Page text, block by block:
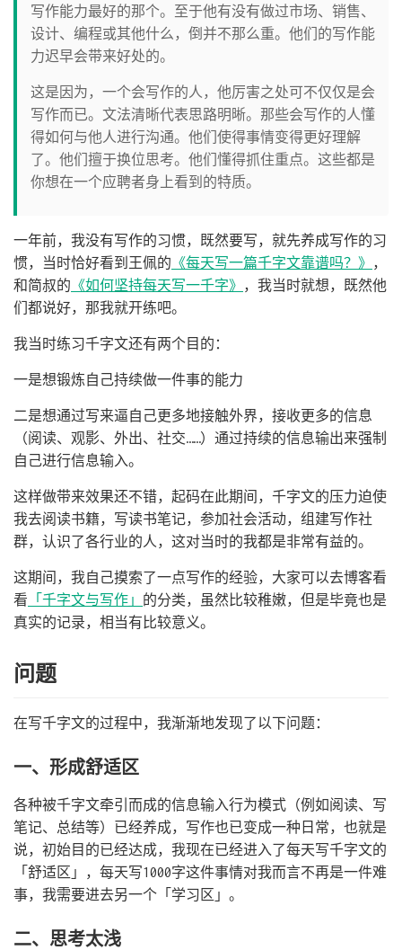
写作能力最好的那个。至于他有没有做过市场、销售、
设计、编程或其他什么，倒并不那么重。他们的写作能
力迟早会带来好处的。
这是因为，一个会写作的人，他厉害之处可不仅仅是会
写作而已。文法清晰代表思路明晰。那些会写作的人懂
得如何与他人进行沟通。他们使得事情变得更好理解
了。他们擅于换位思考。他们懂得抓住重点。这些都是
你想在一个应聘者身上看到的特质。
一年前，我没有写作的习惯，既然要写，就先养成写作的习
惯，当时恰好看到王佩的 《每天写一篇千字文靠谱吗？》 ，
和简叔的 《如何坚持每天写一千字》 ，我当时就想，既然他
们都说好，那我就开练吧。
我当时练习千字文还有两个目的：
一是想锻炼自己持续做一件事的能力
二是想通过写来逼自己更多地接触外界，接收更多的信息
（阅读、观影、外出、社交……）通过持续的信息输出来强制
自己进行信息输入。
这样做带来效果还不错，起码在此期间，千字文的压力迫使
我去阅读书籍，写读书笔记，参加社会活动，组建写作社
群，认识了各行业的人，这对当时的我都是非常有益的。
这期间，我自己摸索了一点写作的经验，大家可以去博客看
看 「千字文与写作」 的分类，虽然比较稚嫩，但是毕竟也是
真实的记录，相当有比较意义。
问题
在写千字文的过程中，我渐渐地发现了以下问题：
一、形成舒适区
各种被千字文牵引而成的信息输入行为模式（例如阅读、写
笔记、总结等）已经养成，写作也已变成一种日常，也就是
说，初始目的已经达成，我现在已经进入了每天写千字文的
「舒适区」，每天写1000字这件事情对我而言不再是一件难
事，我需要进去另一个「学习区」。
二、思考太浅